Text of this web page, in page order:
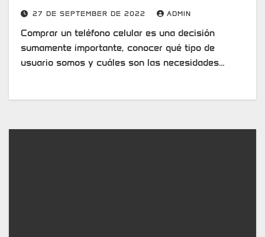
27 DE SEPTEMBER DE 2022 ADMIN
Comprar un teléfono celular es una decisión
sumamente importante, conocer qué tipo de
usuario somos y cuáles son las necesidades…